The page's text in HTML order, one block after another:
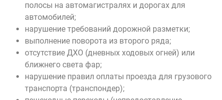
полосы на автомагистралях и дорогах для
автомобилей;
нарушение требований дорожной разметки;
выполнение поворота из второго ряда;
отсутствие ДХО (дневных ходовых огней) или
ближнего света фар;
нарушение правил оплаты проезда для грузового
транспорта (транспондер);